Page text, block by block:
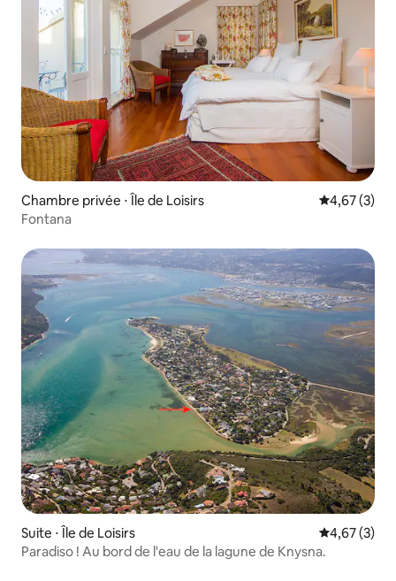
Chambre privée ⋅ Île de Loisirs Évaluation
4,67 (3)
Fontana
Suite ⋅ Île de Loisirs Évaluation
4,67 (3)
Paradiso ! Au bord de l'eau de la lagune de Knysna.